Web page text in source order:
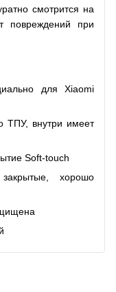
смотрится на
повреждений при
для Xiaomi
ТПУ, внутри имеет
Soft-touch
хорошо